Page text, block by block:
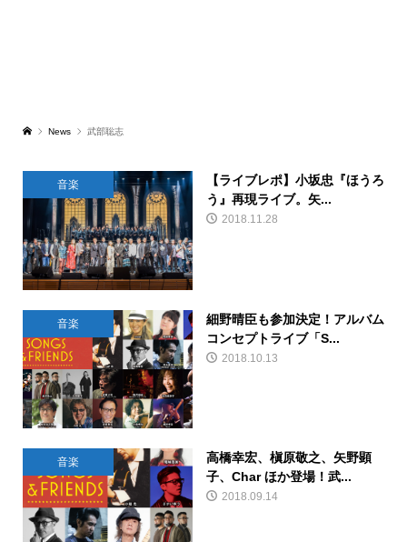
News 武部聡志
音楽
【ライブレポ】小坂忠『ほうろ
う』再現ライブ。矢...
2018.11.28
音楽
細野晴臣も参加決定！アルバム
コンセプトライブ「S...
2018.10.13
音楽
高橋幸宏、槇原敬之、矢野顕
子、Char ほか登場！武...
2018.09.14